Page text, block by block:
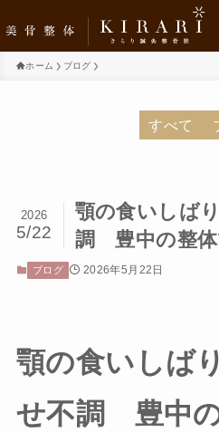
美骨整体KIRARIに
お客様の声
初回体験について
よくあるご質問
求人情報
ホーム ブログ
すべて
顎の食いしば
調 豊中の整体
2026
5/22
ブログ 2026年5月22日
顎の食いしば
せ不調 豊中